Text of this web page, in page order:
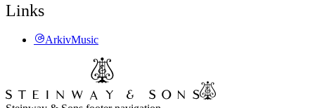
Links
ArkivMusic